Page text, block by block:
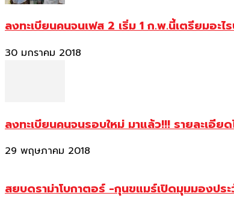
ลงทะเบียนคนจนเฟส 2 เริ่ม 1 ก.พ.นี้เตรียมอะไ
30 มกราคม 2018
ลงทะเบียนคนจนรอบใหม่ มาแล้ว!!! รายละเอี
29 พฤษภาคม 2018
สยบดราม่าโบกาตอร์ -กุนขแมร์เปิดมุมมองปร